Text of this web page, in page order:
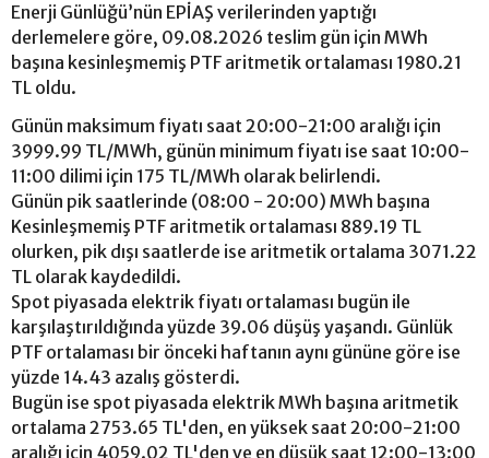
Enerji Günlüğü’nün EPİAŞ verilerinden yaptığı
derlemelere göre, 09.08.2026 teslim gün için MWh
başına kesinleşmemiş PTF aritmetik ortalaması 1980.21
TL oldu.
Günün maksimum fiyatı saat 20:00-21:00 aralığı için
3999.99 TL/MWh, günün minimum fiyatı ise saat 10:00-
11:00 dilimi için 175 TL/MWh olarak belirlendi.
Günün pik saatlerinde (08:00 - 20:00) MWh başına
Kesinleşmemiş PTF aritmetik ortalaması 889.19 TL
olurken, pik dışı saatlerde ise aritmetik ortalama 3071.22
TL olarak kaydedildi.
Spot piyasada elektrik fiyatı ortalaması bugün ile
karşılaştırıldığında yüzde 39.06 düşüş yaşandı. Günlük
PTF ortalaması bir önceki haftanın aynı gününe göre ise
yüzde 14.43 azalış gösterdi.
Bugün ise spot piyasada elektrik MWh başına aritmetik
ortalama 2753.65 TL'den, en yüksek saat 20:00-21:00
aralığı için 4059.02 TL'den ve en düşük saat 12:00-13:00